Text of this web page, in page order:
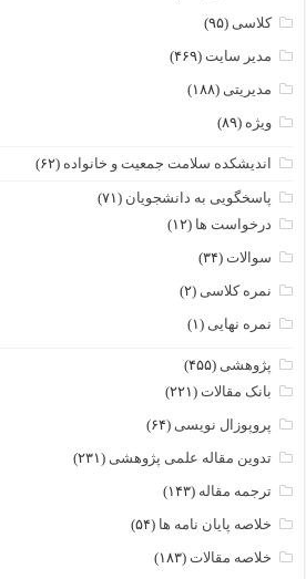
کلاسی (۹۵)
مدیر سایت (۴۶۹)
مدیریتی (۱۸۸)
ویژه (۸۹)
اندیشکده سلامت جمعیت و خانواده (۶۲)
پاسخگویی به دانشجویان (۷۱)
درخواست ها (۱۲)
سوالات (۳۴)
نمره کلاسی (۲)
نمره نهایی (۱)
پژوهشی (۴۵۵)
بانک مقالات (۲۲۱)
پروپوزال نویسی (۶۴)
تدوین مقاله علمی پژوهشی (۲۳۱)
ترجمه مقاله (۱۴۳)
خلاصه پایان نامه ها (۵۴)
خلاصه مقالات (۱۸۳)